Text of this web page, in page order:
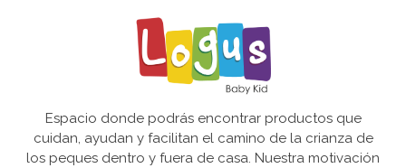
Espacio donde podrás encontrar productos que
cuidan, ayudan y facilitan el camino de la crianza de
los peques dentro y fuera de casa. Nuestra motivación